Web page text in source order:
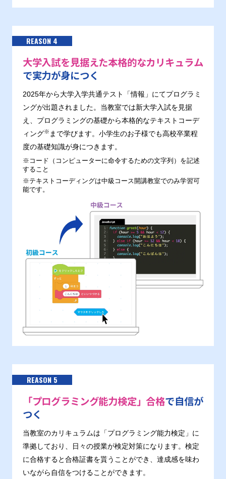
REASON 4
大学入試を見据えた本格的なカリキュラム
で実力が身につく
2025年から大学入学共通テスト「情報」にてプログラミ
ングが出題されました。当教室では新大学入試を見据
え、プログラミングの基礎から本格的なテキストコーデ
ィング※ まで学びます。小学生のお子様でも高校卒業程
度の基礎知識が身につきます。
※コード（コンピューターに命令するための文字列）を記述
すること
※テキストコーディングは中級コース開講教室でのみ学習可
能です。
REASON 5
「プログラミング能力検定」合格で自信が
つく
当教室のカリキュラムは「プログラミング能力検定」に
準拠しており、日々の授業が検定対策になります。検定
に合格すると合格証書を貰うことができ、達成感を味わ
いながら自信をつけることができます。